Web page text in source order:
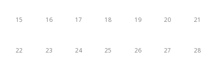
15 16 17 18 19 20 21
22 23 24 25 26 27 28